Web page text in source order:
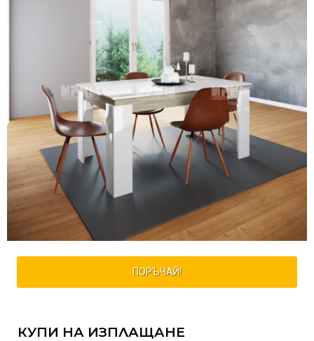
ПОРЪЧАЙ!
КУПИ НА ИЗПЛАЩАНЕ